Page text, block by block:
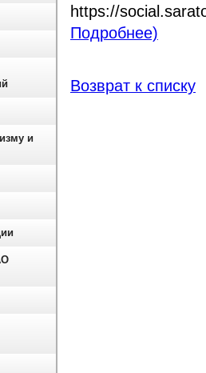
https://
Подробнее)
Возврат к списку
и